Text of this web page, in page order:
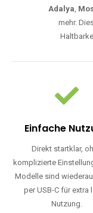
Adalya,
mehr.
Einfache
Direkt startklar,
komplizierte
Modelle sind
per USB-C für extra
Nutzung.